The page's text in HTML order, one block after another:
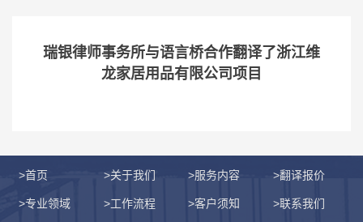
瑞银律师事务所与语言桥合作翻译了浙江维
龙家居用品有限公司项目
>首页 >关于我们 >服务内容 >翻译报价
>专业领域 >工作流程 >客户须知 >联系我们